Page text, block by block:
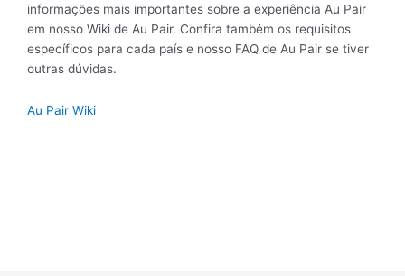
informações mais importantes sobre a experiência Au Pair
em nosso Wiki de Au Pair. Confira também os requisitos
específicos para cada país e nosso FAQ de Au Pair se tiver
outras dúvidas.
Au Pair Wiki